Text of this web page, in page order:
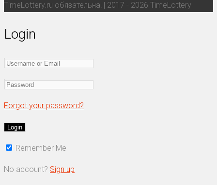
TimeLottery.ru обязательна! | 2017 - 2026 TimeLottery
Login
Forgot your password?
Remember Me
No account? Sign up